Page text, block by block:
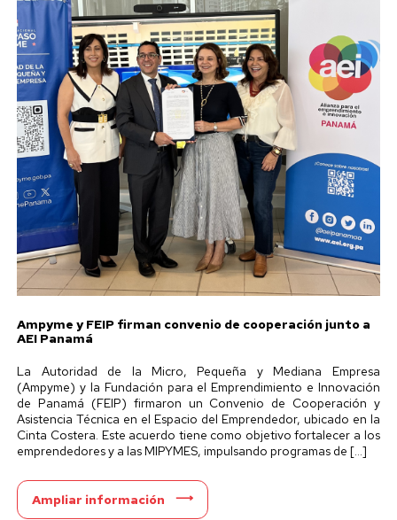
Ampyme y FEIP firman convenio de cooperación junto a
AEI Panamá
La Autoridad de la Micro, Pequeña y Mediana Empresa
(Ampyme) y la Fundación para el Emprendimiento e Innovación
de Panamá (FEIP) firmaron un Convenio de Cooperación y
Asistencia Técnica en el Espacio del Emprendedor, ubicado en la
Cinta Costera. Este acuerdo tiene como objetivo fortalecer a los
emprendedores y a las MIPYMES, impulsando programas de […]
Ampliar información